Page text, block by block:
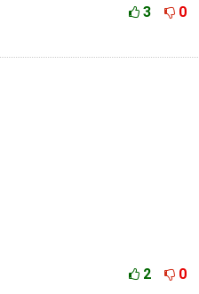
3 0
2 0